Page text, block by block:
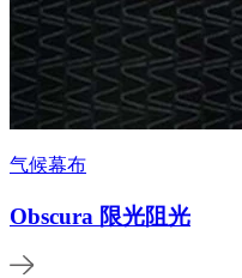
气候幕布
Obscura 限光阻光